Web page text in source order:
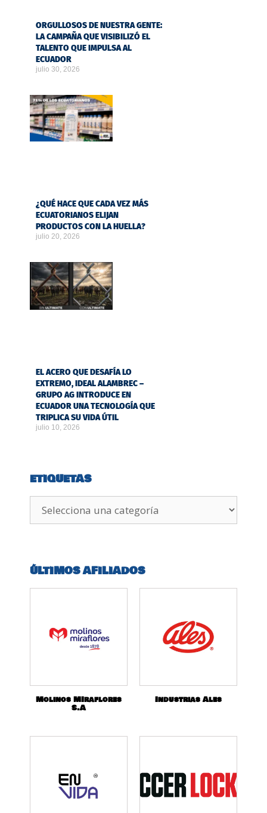
ORGULLOSOS DE NUESTRA GENTE:
LA CAMPAÑA QUE VISIBILIZÓ EL
TALENTO QUE IMPULSA AL
ECUADOR
julio 30, 2026
¿QUÉ HACE QUE CADA VEZ MÁS
ECUATORIANOS ELIJAN
PRODUCTOS CON LA HUELLA?
julio 20, 2026
EL ACERO QUE DESAFÍA LO
EXTREMO, IDEAL ALAMBREC –
GRUPO AG INTRODUCE EN
ECUADOR UNA TECNOLOGÍA QUE
TRIPLICA SU VIDA ÚTIL
julio 10, 2026
ETIQUETAS
ÚLTIMOS AFILIADOS
Molinos MIraflores
S.A
Industrias Ales